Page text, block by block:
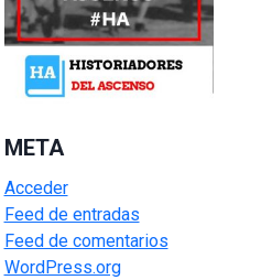
META
Acceder
Feed de entradas
Feed de comentarios
WordPress.org